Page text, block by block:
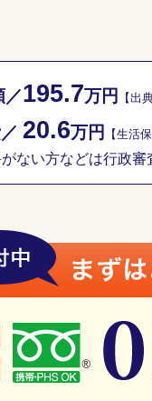
／195.7万円 【出
20.6万円 【生活
ない方などは行政審